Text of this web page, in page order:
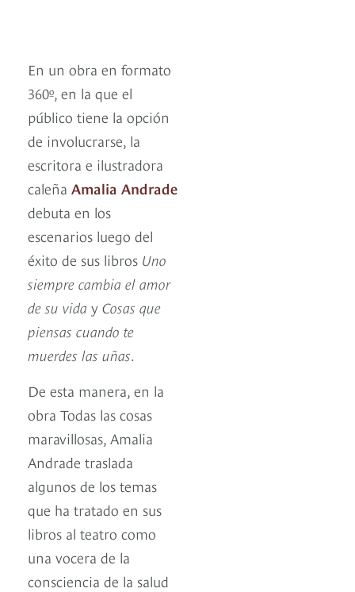
En un obra en formato
360º, en la que el
público tiene la opción
de involucrarse, la
escritora e ilustradora
caleña Amalia Andrade
debuta en los
escenarios luego del
éxito de sus libros Uno
siempre cambia el amor
de su vida y Cosas que
piensas cuando te
muerdes las uñas.
De esta manera, en la
obra Todas las cosas
maravillosas, Amalia
Andrade traslada
algunos de los temas
que ha tratado en sus
libros al teatro como
una vocera de la
consciencia de la salud